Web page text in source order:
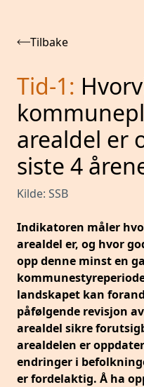
Tilbake
Tid-1:
arealdel er
siste 4
Kilde: SSB
Indikatoren måler
arealdel er, og hvor
opp denne minst en
landskapet kan
påfølgende revisjon
arealdel sikre
arealdelen er
endringer i
er fordelaktig. Å ha